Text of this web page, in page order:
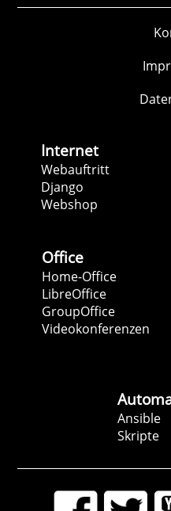
Internet
Webauftritt
Django
Webshop
Office
Home-Office
LibreOffice
GroupOffice
Videokonferenzen
Ansible
Skripte